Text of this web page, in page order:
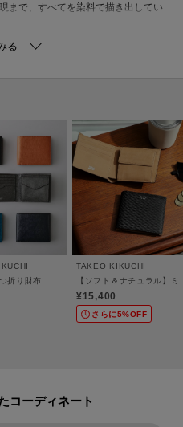
まで、すべてを染料で描き出してい
透き通るようなエレガンスと、奥行
めのアイテムです。
（カード入れ×8）、小銭入れ×1、そ
。
違って見える場合があります。ま
境により、若干製品と画像のカラー
折り財布
TAKEO KIKUCHI
【ソフト＆ナチュラル】
¥15,400
さらに5%OFF